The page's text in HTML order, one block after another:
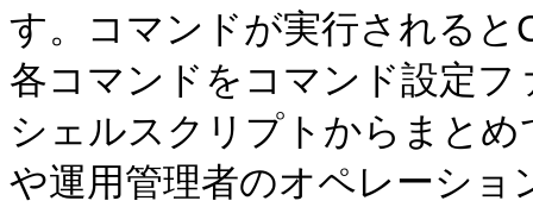
す。コマンドが実行されると
各コマンドをコマンド設定
シェルスクリプトからまと
や運用管理者のオペレーショ